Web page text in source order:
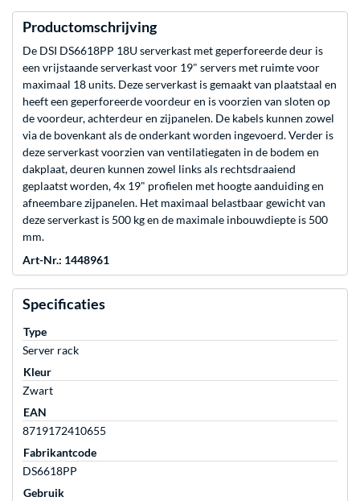
Productomschrijving
De DSI DS6618PP 18U serverkast met geperforeerde deur is
een vrijstaande serverkast voor 19" servers met ruimte voor
maximaal 18 units. Deze serverkast is gemaakt van plaatstaal en
heeft een geperforeerde voordeur en is voorzien van sloten op
de voordeur, achterdeur en zijpanelen. De kabels kunnen zowel
via de bovenkant als de onderkant worden ingevoerd. Verder is
deze serverkast voorzien van ventilatiegaten in de bodem en
dakplaat, deuren kunnen zowel links als rechtsdraaiend
geplaatst worden, 4x 19" profielen met hoogte aanduiding en
afneembare zijpanelen. Het maximaal belastbaar gewicht van
deze serverkast is 500 kg en de maximale inbouwdiepte is 500
mm.
Art-Nr.: 1448961
Specificaties
Type
Server rack
Kleur
Zwart
EAN
8719172410655
Fabrikantcode
DS6618PP
Gebruik